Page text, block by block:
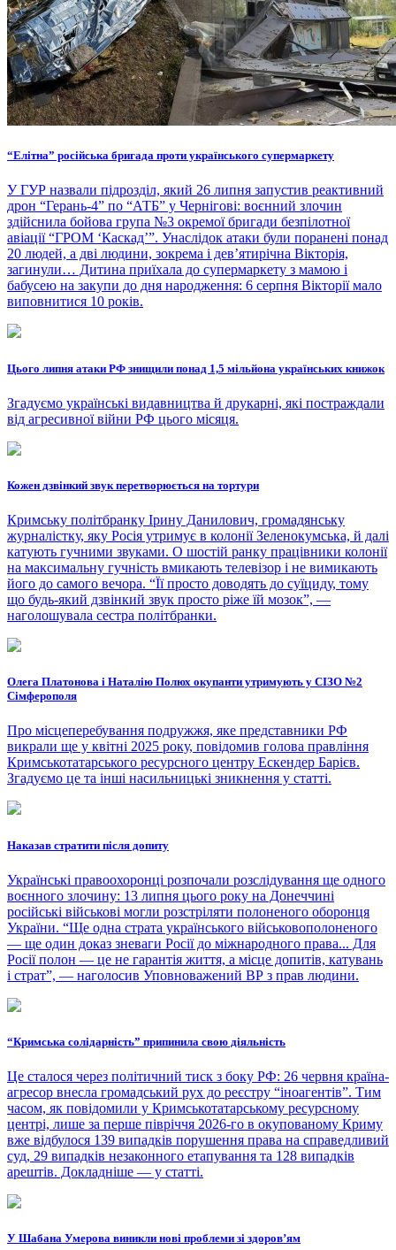
“Елітна” російська бригада проти українського супермаркету
У ГУР назвали підрозділ, який 26 липня запустив реактивний
дрон “Герань-4” по “АТБ” у Чернігові: воєнний злочин
здійснила бойова група №3 окремої бригади безпілотної
авіації “ГРОМ ‘Каскад’”. Унаслідок атаки були поранені понад
20 людей, а дві людини, зокрема і дев’ятирічна Вікторія,
загинули… Дитина приїхала до супермаркету з мамою і
бабусею на закупи до дня народження: 6 серпня Вікторії мало
виповнитися 10 років.
Цього липня атаки РФ знищили понад 1,5 мільйона українських книжок
Згадуємо українські видавництва й друкарні, які постраждали
від агресивної війни РФ цього місяця.
Кожен дзвінкий звук перетворюється на тортури
Кримську політбранку Ірину Данилович, громадянську
журналістку, яку Росія утримує в колонії Зеленокумська, й далі
катують гучними звуками. О шостій ранку працівники колонії
на максимальну гучність вмикають телевізор і не вимикають
його до самого вечора. “Її просто доводять до суїциду, тому
що будь-який дзвінкий звук просто ріже їй мозок”, —
наголошувала сестра політбранки.
Олега Платонова і Наталію Полюх окупанти утримують у СІЗО №2
Сімферополя
Про місцеперебування подружжя, яке представники РФ
викрали ще у квітні 2025 року, повідомив голова правління
Кримськотатарського ресурсного центру Ескендер Барієв.
Згадуємо це та інші насильницькі зникнення у статті.
Наказав стратити після допиту
Українські правоохоронці розпочали розслідування ще одного
воєнного злочину: 13 липня цього року на Донеччині
російські військові могли розстріляти полоненого оборонця
України. “Ще одна страта українського військовополоненого
— ще один доказ зневаги Росії до міжнародного права... Для
Росії полон — це не гарантія життя, а місце допитів, катувань
і страт”, — наголосив Уповноважений ВР з прав людини.
“Кримська солідарність” припинила свою діяльність
Це сталося через політичний тиск з боку РФ: 26 червня країна-
агресор внесла громадський рух до реєстру “іноагентів”. Тим
часом, як повідомили у Кримськотатарському ресурсному
центрі, лише за перше півріччя 2026-го в окупованому Криму
вже відбулося 139 випадків порушення права на справедливий
суд, 29 випадків незаконного етапування та 128 випадків
арештів. Докладніше — у статті.
У Шабана Умерова виникли нові проблеми зі здоров’ям